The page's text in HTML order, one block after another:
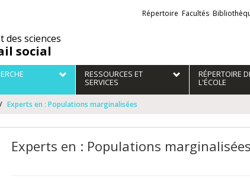
des sciences
social
Liens
externes
Répertoire Facultés
RESSOURCES ET
SERVICES
RÉPERTOIRE
L'ÉCOLE
Experts en : Populations marginalisées
Experts en : Populations marginalisées